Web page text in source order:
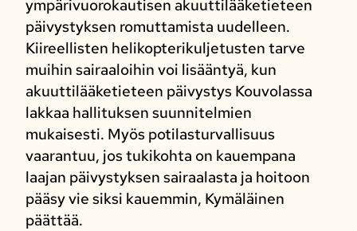
ympärivuorokautisen akuuttilääketieteen
päivystyksen romuttamista uudelleen.
Kiireellisten helikopterikuljetusten tarve
muihin sairaaloihin voi lisääntyä, kun
akuuttilääketieteen päivystys Kouvolassa
lakkaa hallituksen suunnitelmien
mukaisesti. Myös potilasturvallisuus
vaarantuu, jos tukikohta on kauempana
laajan päivystyksen sairaalasta ja hoitoon
pääsy vie siksi kauemmin, Kymäläinen
päättää.